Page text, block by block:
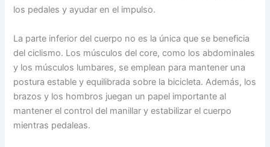
los pedales y ayudar en el impulso.
La parte inferior del cuerpo no es la única que se beneficia
del ciclismo. Los músculos del core, como los abdominales
y los músculos lumbares, se emplean para mantener una
postura estable y equilibrada sobre la bicicleta. Además, los
brazos y los hombros juegan un papel importante al
mantener el control del manillar y estabilizar el cuerpo
mientras pedaleas.